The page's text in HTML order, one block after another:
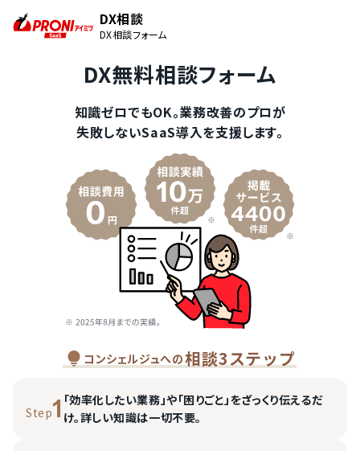
DX相談
DX相談フォーム
DX無料相談フォーム
知識ゼロでもOK。業務改善のプロが
失敗しないSaaS導入を支援します。
コンシェルジュへの相談3ステップ
Step1 「効率化したい業務」や「困りごと」をざっくり伝えるだ
け。詳しい知識は一切不要。